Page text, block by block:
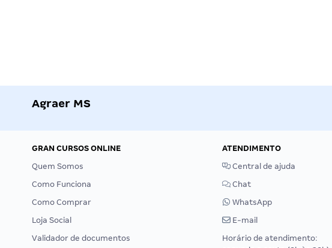
Agraer MS
GRAN CURSOS ONLINE
Quem Somos
Como Funciona
Como Comprar
Loja Social
Validador de documentos
ATENDIMENTO
Central de ajuda
Chat
WhatsApp
E-mail
Horário de atendimento: